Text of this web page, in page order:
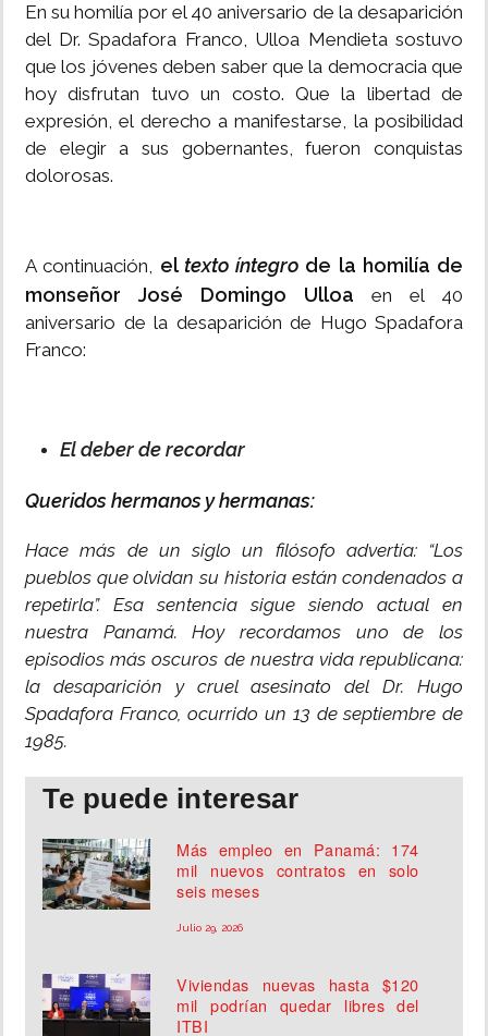
En su homilía por el 40 aniversario de la desaparición
del Dr. Spadafora Franco, Ulloa Mendieta sostuvo
que los jóvenes deben saber que la democracia que
hoy disfrutan tuvo un costo. Que la libertad de
expresión, el derecho a manifestarse, la posibilidad
de elegir a sus gobernantes, fueron conquistas
dolorosas.
A continuación, eltexto íntegro de la homilía de
monseñor José Domingo Ulloa en el 40
aniversario de la desaparición de Hugo Spadafora
Franco:
El deber de recordar
Queridos hermanos y hermanas:
Hace más de un siglo un filósofo advertía: “Los
pueblos que olvidan su historia están condenados a
repetirla”. Esa sentencia sigue siendo actual en
nuestra Panamá. Hoy recordamos uno de los
episodios más oscuros de nuestra vida republicana:
la desaparición y cruel asesinato del Dr. Hugo
Spadafora Franco, ocurrido un 13 de septiembre de
1985.
Te puede interesar
Más empleo en Panamá: 174
mil nuevos contratos en solo
seis meses
Julio 29, 2026
Viviendas nuevas hasta $120
mil podrían quedar libres del
ITBI